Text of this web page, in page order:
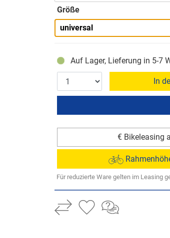
Größe
universal
Auf Lager, Lieferung in 5-7
In
€ Bikeleasing
Für reduzierte Ware gelten im Leasing